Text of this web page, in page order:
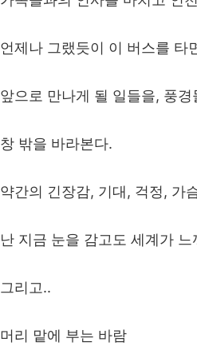
언제나 그랬듯이 이 버스를 타
앞으로 만나게 될 일들을, 풍
창 밖을 바라본다.
약간의 긴장감, 기대, 걱정, 가
난 지금 눈을 감고도 세계가 느
그리고..
머리 맡에 부는 바람